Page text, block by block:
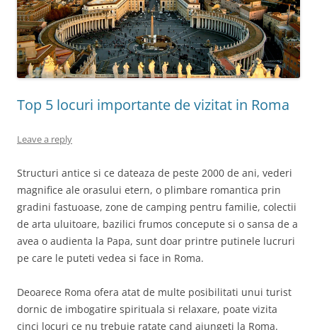
Top 5 locuri importante de vizitat in Roma
Leave a reply
Structuri antice si ce dateaza de peste 2000 de ani, vederi
magnifice ale orasului etern, o plimbare romantica prin
gradini fastuoase, zone de camping pentru familie, colectii
de arta uluitoare, bazilici frumos concepute si o sansa de a
avea o audienta la Papa, sunt doar printre putinele lucruri
pe care le puteti vedea si face in Roma.
Deoarece Roma ofera atat de multe posibilitati unui turist
dornic de imbogatire spirituala si relaxare, poate vizita
cinci locuri ce nu trebuie ratate cand ajungeti la Roma.